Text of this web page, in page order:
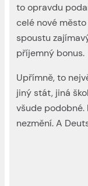
to opravdu
celé nové
spoustu
příjemný bonus.
Upřímně, to
jiný stát, jiná
všude podobné.
nezmění. A